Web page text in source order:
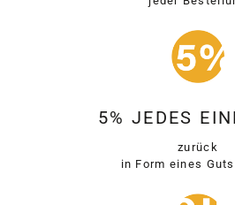
5% JEDES
zurück
in Form eines